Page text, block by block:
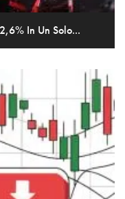
In Un Solo...